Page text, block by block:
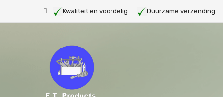
Kwaliteit en voordelig Duurzame verzending